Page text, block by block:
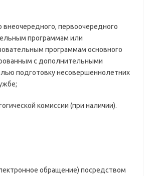
первоочередного
программам или
программам основного
с дополнительными
подготовку несовершеннолетних
комиссии (при наличии).
обращение) посредством